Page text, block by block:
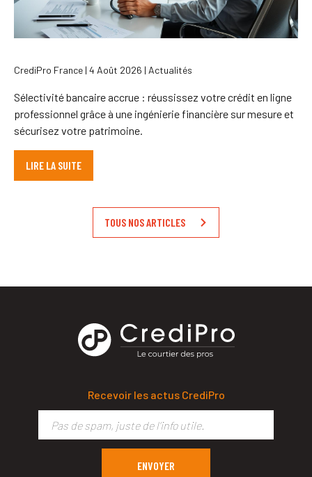
CrediPro France | 4 Août 2026 | Actualités
Sélectivité bancaire accrue : réussissez votre crédit en ligne
professionnel grâce à une ingénierie financière sur mesure et
sécurisez votre patrimoine.
LIRE LA SUITE
TOUS NOS ARTICLES
Recevoir les actus CrediPro